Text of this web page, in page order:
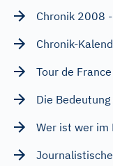
Chronik 2008
Chronik-
Tour de
Die
Wer ist wer im